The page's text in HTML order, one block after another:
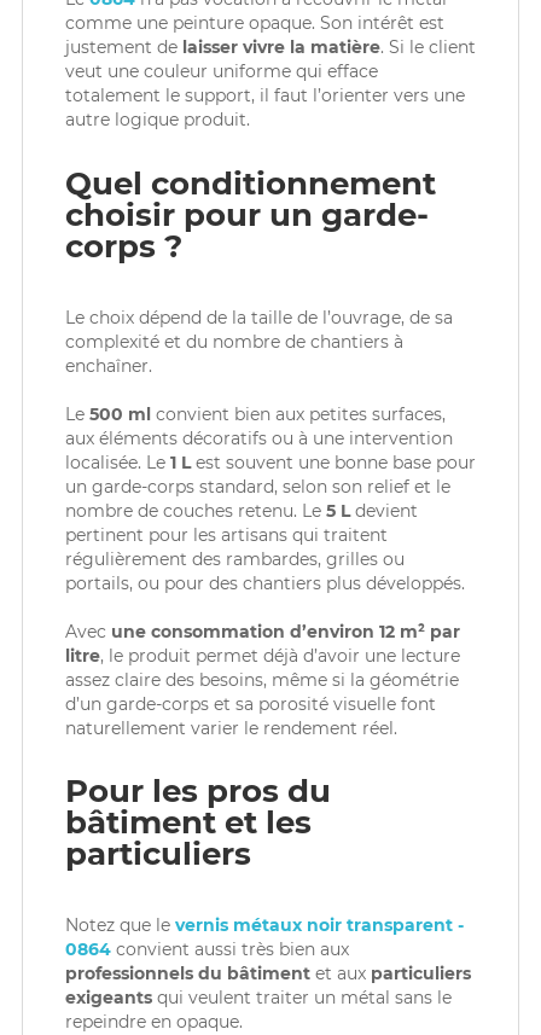
comme une peinture opaque. Son intérêt est
justement de laisser vivre la matière. Si le client
veut une couleur uniforme qui efface
totalement le support, il faut l’orienter vers une
autre logique produit.
Quel conditionnement
choisir pour un garde-
corps ?
Le choix dépend de la taille de l’ouvrage, de sa
complexité et du nombre de chantiers à
enchaîner.
Le 500 mlconvient bien aux petites surfaces,
aux éléments décoratifs ou à une intervention
localisée. Le 1 Lest souvent une bonne base pour
un garde-corps standard, selon son relief et le
nombre de couches retenu. Le5 Ldevient
pertinent pour les artisans qui traitent
régulièrement des rambardes, grilles ou
portails, ou pour des chantiers plus développés.
Avec une consommation d’environ 12 m² par
litre, le produit permet déjà d’avoir une lecture
assez claire des besoins, même si la géométrie
d’un garde-corps et sa porosité visuelle font
naturellement varier le rendement réel.
Pour les pros du
bâtiment et les
particuliers
Notez que le vernis métaux noir transparent -
0864convient aussi très bien aux
professionnels du bâtimentet aux particuliers
exigeantsqui veulent traiter un métal sans le
repeindre en opaque.